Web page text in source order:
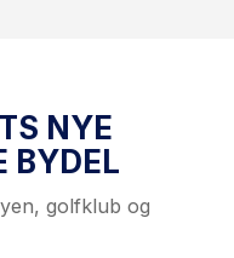
NYE
BYDEL
golfklub og